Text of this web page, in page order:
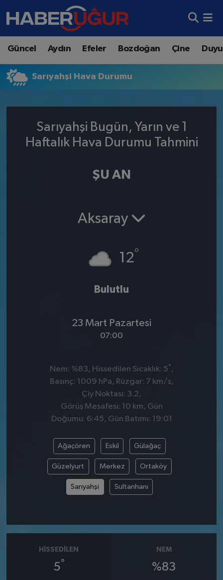
Güncel Aydın Efeler Bozdoğan Çine
Sarıyahşi Hava Durumu
Sarıyahşi Bugün, Yarın ve 1
Haftalık Hava Durumu Tahmini
ŞU AN
Aksaray
12°
Bulutlu
23 Mart Pazartesi
07:00
Nem: %83, Hissedilen Sıcaklık: 5° ,
Basınç: 1009 hPa, Rüzgar: 7 km/s,
Çiy Noktası: 3.2,
Görüş Mesafesi: 10 km, Gün
Doğumu: 6:45, Gün Batımı: 19:01
Ağaçören Eskil Gülağaç
Güzelyurt Merkez Ortaköy
Sarıyahşi Sultanhanı
HISSEDILEN
5°
NEM
%83
Aydın Nöbetçi Eczaneler
Aydın Hava Durumu
Süper Lig Puan Durumu ve Fikstür